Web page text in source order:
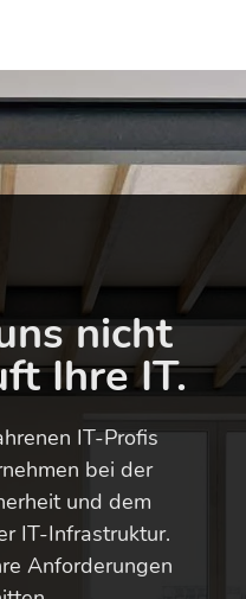
nicht
Ihre IT.
IT-Profis
bei der
und dem
IT-Infrastruktur.
Anforderungen